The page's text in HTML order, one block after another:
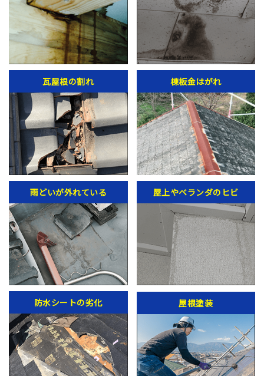
瓦屋根の割れ 棟板金はがれ
雨どいが外れている 屋上やベランダのヒビ
防水シートの劣化 屋根塗装